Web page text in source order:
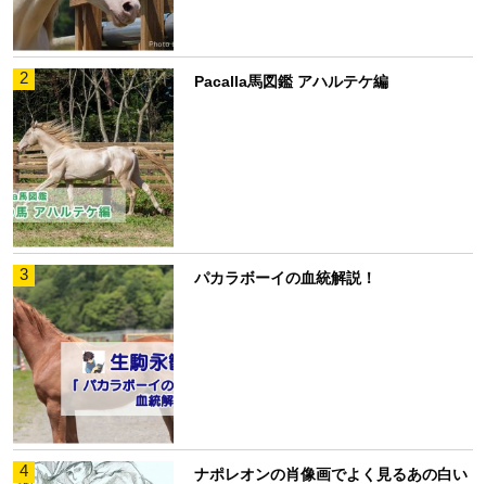
2 Pacalla馬図鑑 アハルテケ編
3 パカラボーイの血統解説！
4
ナポレオンの肖像画でよく見るあの白い